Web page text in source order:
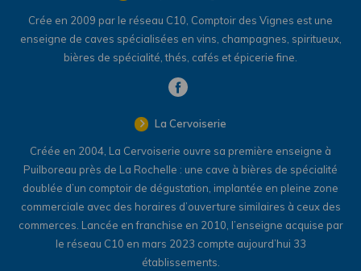
Crée en 2009 par le réseau C10, Comptoir des Vignes est une
enseigne de caves spécialisées en vins, champagnes, spiritueux,
bières de spécialité, thés, cafés et épicerie fine.
La Cervoiserie
Créée en 2004, La Cervoiserie ouvre sa première enseigne à
Puilboreau près de La Rochelle : une cave à bières de spécialité
doublée d’un comptoir de dégustation, implantée en pleine zone
commerciale avec des horaires d’ouverture similaires à ceux des
commerces. Lancée en franchise en 2010, l’enseigne acquise par
le réseau C10 en mars 2023 compte aujourd’hui 33
établissements.